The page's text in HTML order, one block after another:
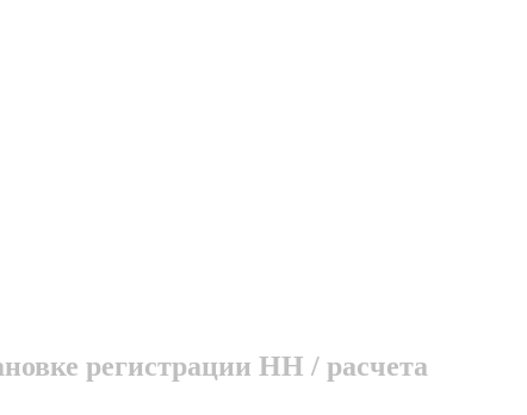
регистрации НН / расчета